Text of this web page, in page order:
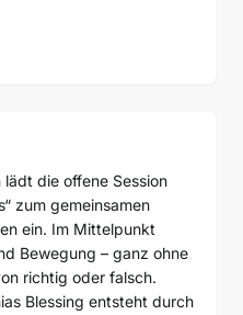
die offene Session
zum gemeinsamen
ein. Im Mittelpunkt
Bewegung – ganz ohne
richtig oder falsch.
Blessing entsteht durch